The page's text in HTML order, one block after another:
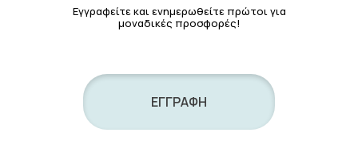
Εγγραφείτε και ενημερωθείτε πρώτοι για
μοναδικές προσφορές!
ΕΓΓΡΑΦΗ